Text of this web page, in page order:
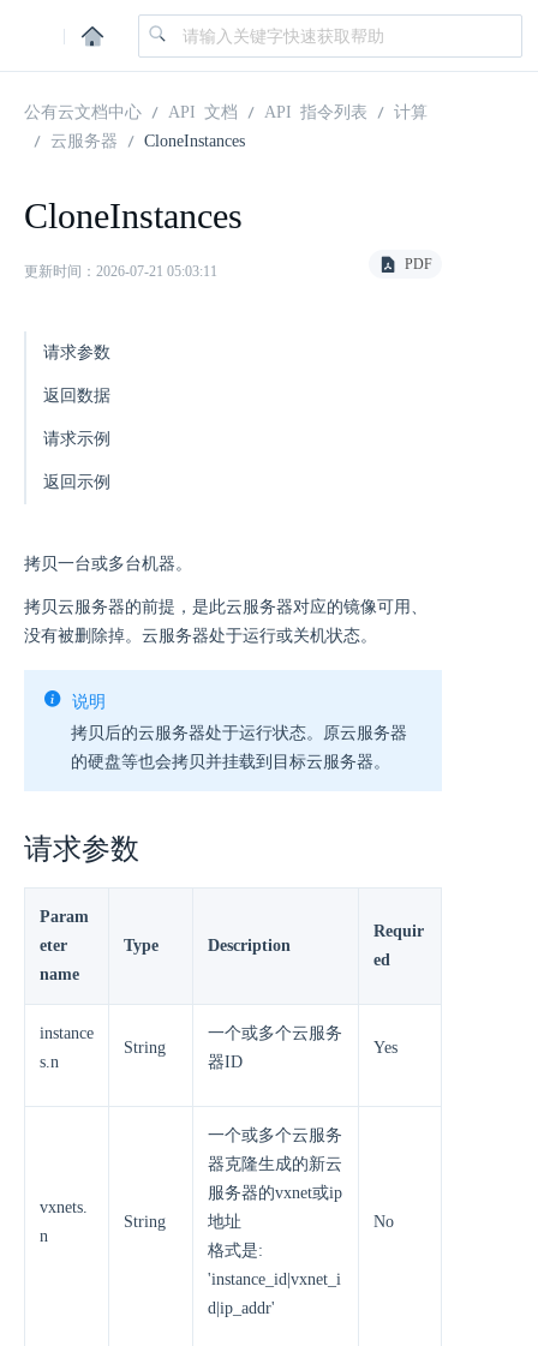
|
公有云文档中心 API 文档 API 指令列表
计算
云服务器
CloneInstances
CloneInstances
更新时间：2026-07-21 05:03:11 PDF
请求参数
返回数据
请求示例
返回示例
拷贝一台或多台机器。
拷贝云服务器的前提，是此云服务器对应的镜像可用、
没有被删除掉。云服务器处于运行或关机状态。
说明
拷贝后的云服务器处于运行状态。原云服务器
的硬盘等也会拷贝并挂载到目标云服务器。
请求参数
Param
eter
name
Type Description
Requir
ed
instance
s.n
String
一个或多个云服务
器ID
Yes
vxnets.
n
String
一个或多个云服务
器克隆生成的新云
服务器的vxnet或ip
地址
格式是:
'instance_id|vxnet_i
d|ip_addr'
No